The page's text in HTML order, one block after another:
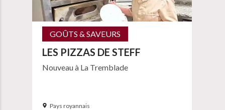
GOÛTS & SAVEURS
LES PIZZAS DE STEFF
Nouveau à La Tremblade
Pays royannais